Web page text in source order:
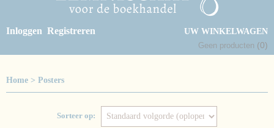
Inloggen Registreren
UW WINKELWAGEN
Geen producten (0)
Home > Posters
Sorteer op: